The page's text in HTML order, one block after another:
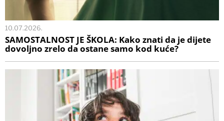
10.07.2026.
SAMOSTALNOST JE ŠKOLA: Kako znati da je dijete
dovoljno zrelo da ostane samo kod kuće?